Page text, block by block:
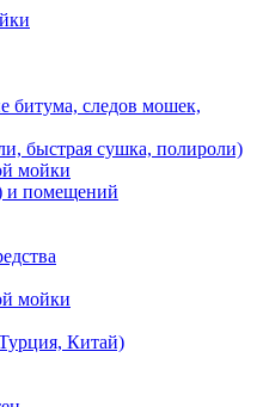
битума, следов мошек,
быстрая сушка, полироли)
мойки
и помещений
мойки
Китай)